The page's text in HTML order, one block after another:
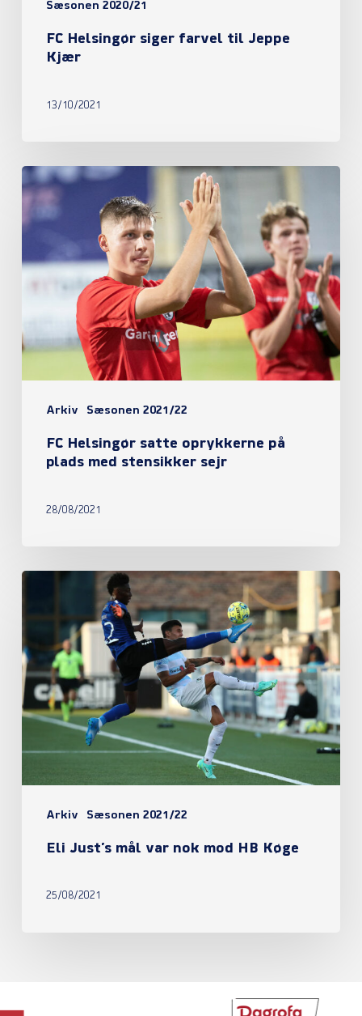
Sæsonen 2020/21
FC Helsingør siger farvel til Jeppe
Kjær
13/10/2021
Arkiv Sæsonen 2021/22
FC
Helsingør
satte
oprykkerne
på
med
stensikker
FC Helsingør satte oprykkerne på
plads med stensikker sejr
28/08/2021
Arkiv Sæsonen 2021/22
var
nok
mod
Eli Just’s mål var nok mod HB Køge
25/08/2021